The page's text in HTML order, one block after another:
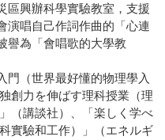
區興辦科學實驗教室，支援
演唱自己作詞作曲的「心連
譽為「會唱歌的大學教
門（世界最好懂的物理學入
創力を伸ばす理科授業（理
（講談社）、「楽しく学べ
實驗和工作）」（エネルギ